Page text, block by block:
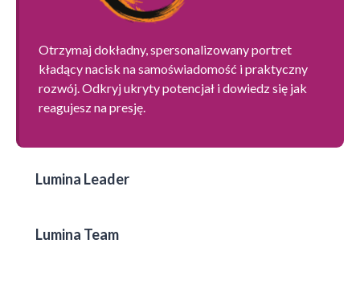
Otrzymaj dokładny, spersonalizowany portret
kładący nacisk na samoświadomość i praktyczny
rozwój. Odkryj ukryty potencjał i dowiedz się jak
reagujesz na presję.
Lumina Leader
Lumina Team